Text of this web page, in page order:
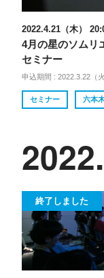
2022.4.21（木）
4月の星のソムリ
セミナー
申込期間 : 2022.3.22（
セミナー 六本
終了しました